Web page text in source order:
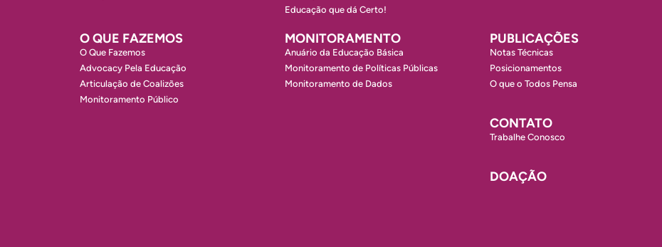
Educação que dá Certo!
O QUE FAZEMOS
O Que Fazemos
Advocacy Pela Educação
Articulação de Coalizões
Monitoramento Público
MONITORAMENTO
Anuário da Educação Básica
Monitoramento de Políticas Públicas
Monitoramento de Dados
PUBLICAÇÕES
Notas Técnicas
Posicionamentos
O que o Todos Pensa
CONTATO
Trabalhe Conosco
DOAÇÃO